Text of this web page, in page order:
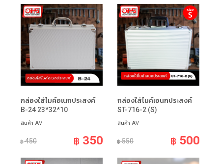
กล่องใส่ไมค์อเนกประสงค์
B-24 23*32*10
สินค้า AV
฿450 ฿ 350
กล่องใส่ไมค์เอนกประสงค์
ST-716-2 (S)
สินค้า AV
฿550 ฿ 500